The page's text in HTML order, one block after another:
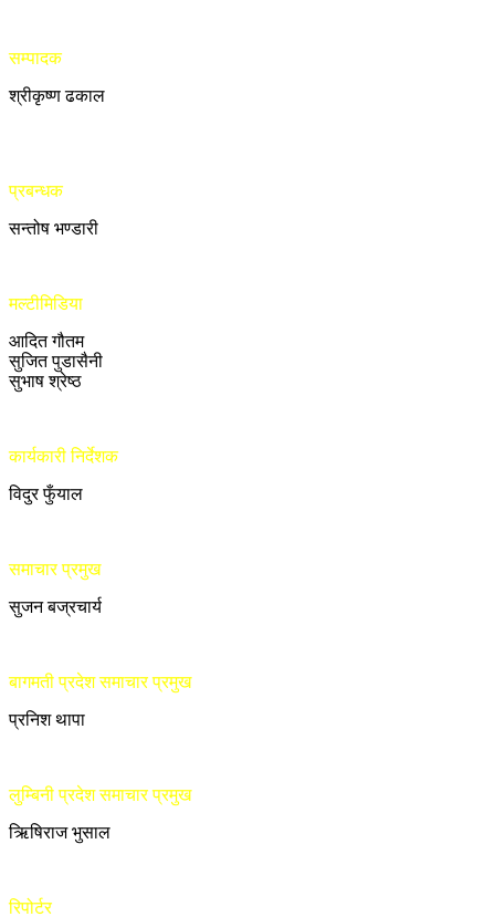
सम्पादक
श्रीकृष्ण ढकाल
प्रबन्धक
सन्तोष भण्डारी
मल्टीमिडिया
आदित गौतम
सुजित पुडासैनी
सुभाष श्रेष्ठ
कार्यकारी निर्देशक
विदुर फुँयाल
समाचार प्रमुख
सुजन बज्रचार्य
बागमती प्रदेश समाचार प्रमुख
प्रनिश थापा
लुम्बिनी प्रदेश समाचार प्रमुख
ऋिषिराज भुसाल
रिपोर्टर